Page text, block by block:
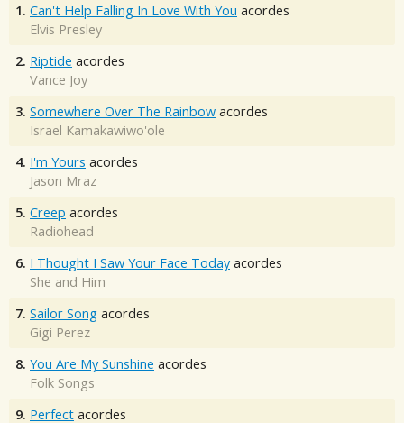
1. Can't Help Falling In Love With You acordes
Elvis Presley
2. Riptide acordes
Vance Joy
3. Somewhere Over The Rainbow acordes
Israel Kamakawiwo'ole
4. I'm Yours acordes
Jason Mraz
5. Creep acordes
Radiohead
6. I Thought I Saw Your Face Today acordes
She and Him
7. Sailor Song acordes
Gigi Perez
8. You Are My Sunshine acordes
Folk Songs
9. Perfect acordes